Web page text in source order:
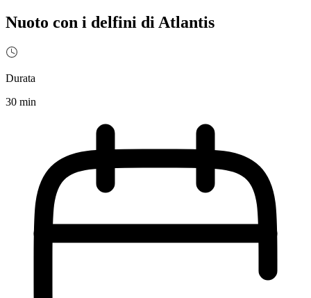
Nuoto con i delfini di Atlantis
Durata
30 min